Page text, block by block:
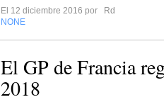
El 12 diciembre 2016 por
Rd
NONE
El GP de Francia
2018